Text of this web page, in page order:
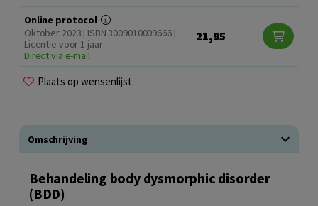
Online protocol
Oktober 2023 | ISBN 3009010009666 |
Licentie voor 1 jaar
Direct via e-mail
21,95
Plaats op wensenlijst
Omschrijving
Behandeling body dysmorphic disorder
(BDD)